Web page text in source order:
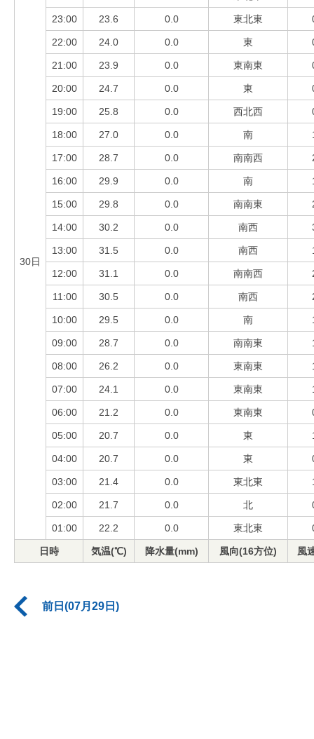
30日
23:00 23.6 0.0 東北東
22:00 24.0 0.0 東
21:00 23.9 0.0 東南東
20:00 24.7 0.0 東
19:00 25.8 0.0 西北西
18:00 27.0 0.0 南
17:00 28.7 0.0 南南西
16:00 29.9 0.0 南
15:00 29.8 0.0 南南東
14:00 30.2 0.0 南西
13:00 31.5 0.0 南西
12:00 31.1 0.0 南南西
11:00 30.5 0.0 南西
10:00 29.5 0.0 南
09:00 28.7 0.0 南南東
08:00 26.2 0.0 東南東
07:00 24.1 0.0 東南東
06:00 21.2 0.0 東南東
05:00 20.7 0.0 東
04:00 20.7 0.0 東
03:00 21.4 0.0 東北東
02:00 21.7 0.0 北
01:00 22.2 0.0 東北東
日時 気温(℃) 降水量(mm) 風向(16方位) 風
前日(07月29日)